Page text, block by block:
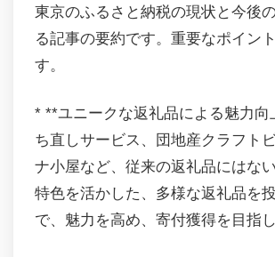
東京のふるさと納税の現状と今後
る記事の要約です。重要なポイン
す。
* **ユニークな返礼品による魅力向
ち直しサービス、団地産クラフト
ナ小屋など、従来の返礼品にはな
特色を活かした、多様な返礼品を
で、魅力を高め、寄付獲得を目指し